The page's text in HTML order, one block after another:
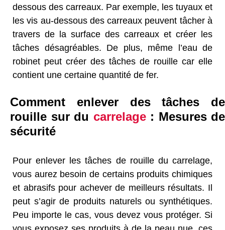
dessous des carreaux. Par exemple, les tuyaux et
les vis au-dessous des carreaux peuvent tâcher à
travers de la surface des carreaux et créer les
tâches désagréables. De plus, même l’eau de
robinet peut créer des tâches de rouille car elle
contient une certaine quantité de fer.
Comment enlever des tâches de
rouille sur du carrelage: Mesures de
sécurité
Pour enlever les tâches de rouille du carrelage,
vous aurez besoin de certains produits chimiques
et abrasifs pour achever de meilleurs résultats. Il
peut s’agir de produits naturels ou synthétiques.
Peu importe le cas, vous devez vous protéger. Si